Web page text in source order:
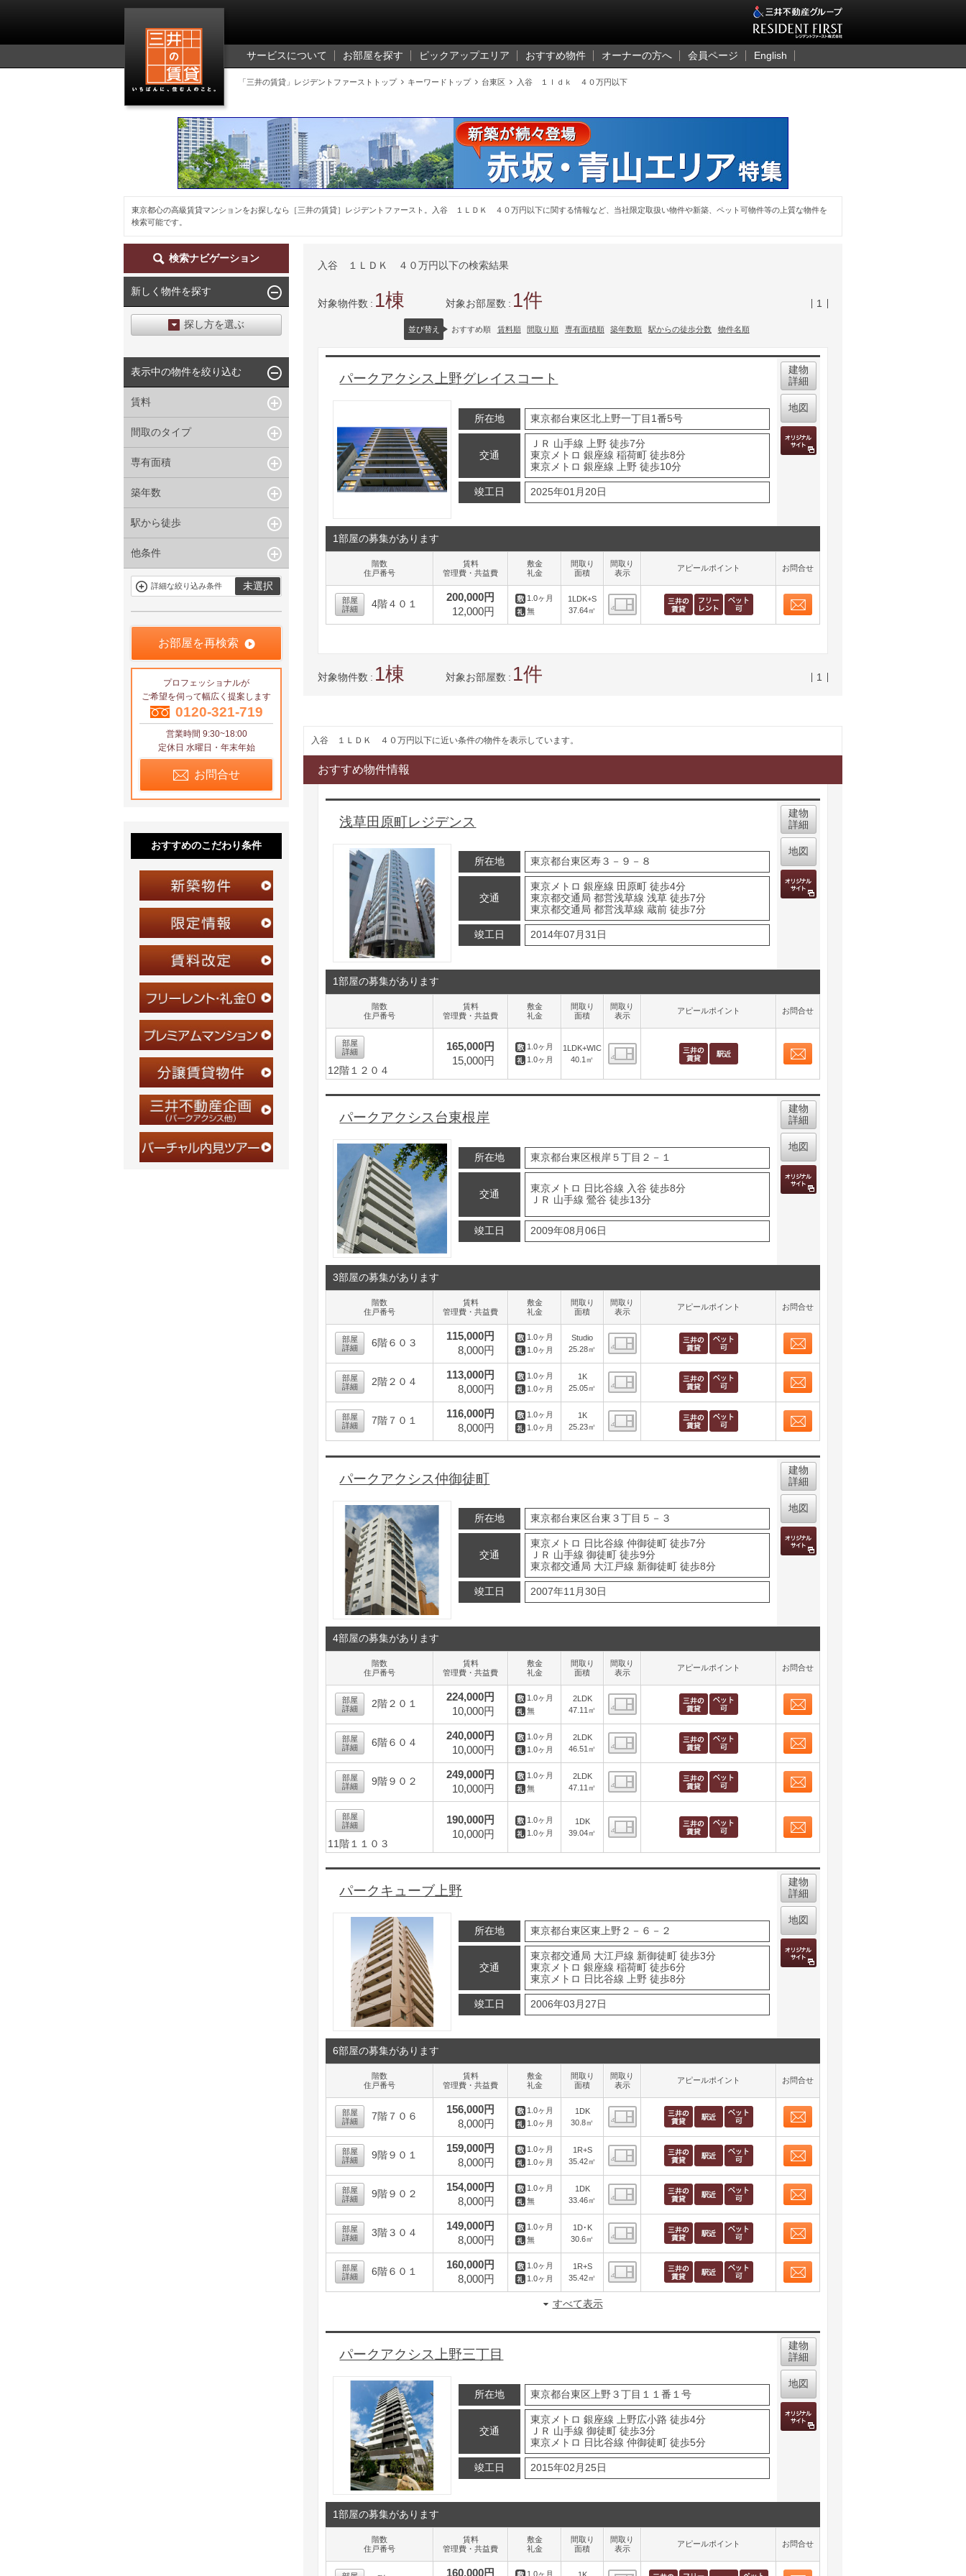
サービスについて お部屋を探す ピックアップエリア おすすめ物件 オーナーの方へ 会員ページ English
「三井の賃貸」レジデントファーストトップ  キーワードトップ  台東区  入谷 １ｌｄｋ ４０万円以下
東京都心の高級賃貸マンションをお探しなら［三井の賃貸］レジデントファースト。入谷 １ＬＤＫ ４０万円以下に関する情報など、当社限定取扱い物件や新築、ペット可物件等の上質な物件を
検索可能です。
入谷 １ＬＤＫ ４０万円以下の検索結果
対象物件数 1 対象お部屋数 1 1
並び替え おすすめ順 賃料順 間取り順 専有面積順 築年数順 駅からの徒歩分数 物件名順
パークアクシス上野グレイスコート
所在地 東京都台東区北上野一丁目1番5号
交通
ＪＲ 山手線 上野 徒歩7分
東京メトロ 銀座線 稲荷町 徒歩8分
東京メトロ 銀座線 上野 徒歩10分
竣工日 2025年01月20日
建物
詳細
地図
1部屋の募集があります
階数
住戸番号
賃料
管理費・共益費
敷金
礼金
間取り
面積
間取り
表示
アピールポイント お問合せ
部屋
詳細
4階４０１
200,000円
12,000円
1.0ヶ月
無
1LDK+S
37.64㎡
間取り表示
対象物件数 1 対象お部屋数 1 1
入谷 １ＬＤＫ ４０万円以下に近い条件の物件を表示しています。
おすすめ物件情報
浅草田原町レジデンス
所在地 東京都台東区寿３－９－８
交通
東京メトロ 銀座線 田原町 徒歩4分
東京都交通局 都営浅草線 浅草 徒歩7分
東京都交通局 都営浅草線 蔵前 徒歩7分
竣工日 2014年07月31日
建物
詳細
地図
1部屋の募集があります
階数
住戸番号
賃料
管理費・共益費
敷金
礼金
間取り
面積
間取り
表示
アピールポイント お問合せ
部屋
詳細
12階１２０４
165,000円
15,000円
1.0ヶ月
1.0ヶ月
1LDK+WIC
40.1㎡
パークアクシス台東根岸
所在地 東京都台東区根岸５丁目２－１
交通
東京メトロ 日比谷線 入谷 徒歩8分
ＪＲ 山手線 鶯谷 徒歩13分
竣工日 2009年08月06日
建物
詳細
地図
3部屋の募集があります
階数
住戸番号
賃料
管理費・共益費
敷金
礼金
間取り
面積
間取り
表示
アピールポイント お問合せ
部屋
詳細
6階６０３
115,000円
8,000円
1.0ヶ月
1.0ヶ月
Studio
25.28㎡
間取り表示
部屋
詳細
2階２０４
113,000円
8,000円
1.0ヶ月
1.0ヶ月
1K
25.05㎡
間取り表示
部屋
詳細
7階７０１
116,000円
8,000円
1.0ヶ月
1.0ヶ月
1K
25.23㎡
間取り表示
パークアクシス仲御徒町
所在地 東京都台東区台東３丁目５－３
交通
東京メトロ 日比谷線 仲御徒町 徒歩7分
ＪＲ 山手線 御徒町 徒歩9分
東京都交通局 大江戸線 新御徒町 徒歩8分
竣工日 2007年11月30日
建物
詳細
地図
4部屋の募集があります
階数
住戸番号
賃料
管理費・共益費
敷金
礼金
間取り
面積
間取り
表示
アピールポイント お問合せ
部屋
詳細
2階２０１
224,000円
10,000円
1.0ヶ月
無
2LDK
47.11㎡
間取り表示
部屋
詳細
6階６０４
240,000円
10,000円
1.0ヶ月
1.0ヶ月
2LDK
46.51㎡
間取り表示
部屋
詳細
9階９０２
249,000円
10,000円
1.0ヶ月
無
2LDK
47.11㎡
間取り表示
部屋
詳細
11階１１０３
190,000円
10,000円
1.0ヶ月
1.0ヶ月
1DK
39.04㎡
パークキューブ上野
所在地 東京都台東区東上野２－６－２
交通
東京都交通局 大江戸線 新御徒町 徒歩3分
東京メトロ 銀座線 稲荷町 徒歩6分
東京メトロ 日比谷線 上野 徒歩8分
竣工日 2006年03月27日
建物
詳細
地図
6部屋の募集があります
階数
住戸番号
賃料
管理費・共益費
敷金
礼金
間取り
面積
間取り
表示
アピールポイント お問合せ
部屋
詳細
7階７０６
156,000円
8,000円
1.0ヶ月
1.0ヶ月
1DK
30.8㎡
間取り表示
部屋
詳細
9階９０１
159,000円
8,000円
1.0ヶ月
1.0ヶ月
1R+S
35.42㎡
間取り表示
部屋
詳細
9階９０２
154,000円
8,000円
1.0ヶ月
無
1DK
33.46㎡
間取り表示
部屋
詳細
3階３０４
149,000円
8,000円
1.0ヶ月
無
1D･K
30.6㎡
間取り表示
部屋
詳細
6階６０１
160,000円
8,000円
1.0ヶ月
1.0ヶ月
1R+S
35.42㎡
間取り表示
すべて表示
パークアクシス上野三丁目
所在地 東京都台東区上野３丁目１１番１号
交通
東京メトロ 銀座線 上野広小路 徒歩4分
ＪＲ 山手線 御徒町 徒歩3分
東京メトロ 日比谷線 仲御徒町 徒歩5分
竣工日 2015年02月25日
建物
詳細
地図
1部屋の募集があります
階数
住戸番号
賃料
管理費・共益費
敷金
礼金
間取り
面積
間取り
表示
アピールポイント お問合せ
160,000円 1.0ヶ月 1K
検索ナビゲーション
新しく物件を探す
探し方を選ぶ
区から探す
地図から探す
沿線から探す
表示中の物件を絞り込む
賃料
下限なし
礼金なし
敷金なし
礼金１ヶ月以下
フリーレント付き
間取のタイプ
1R〜1K
1DK〜1LDK
4LDK〜
専有面積
指定なし
築年数
指定なし
5年以内
15年以内
駅から徒歩
指定なし
10分以内
15分以内
他条件
駐車場有
当社限定物件
まない
件
申込無し物件
のみ表示
詳細な絞り込み条件 未選択
お部屋を再検索
プロフェッショナルが
ご希望を伺って幅広く提案します
0120-321-719
営業時間 9:30~18:00
定休日 水曜日・年末年始
お問合せ
おすすめのこだわり条件